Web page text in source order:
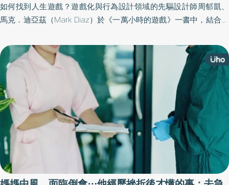
如何找到人生遊戲？遊戲化與行為設計領域的先驅設計師周郁凱、
馬克．迪亞茲（Mark Diaz）於《一萬小時的遊戲》一書中，結合行
進而識別天賦、選定角色並磨練關鍵技能，將現實挑戰轉化為可破
關的「任務」，從而達成傳奇般的成就。以下為原書摘文：